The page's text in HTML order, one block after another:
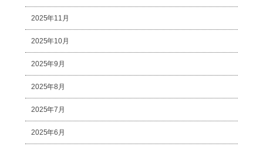
2025年11月
2025年10月
2025年9月
2025年8月
2025年7月
2025年6月